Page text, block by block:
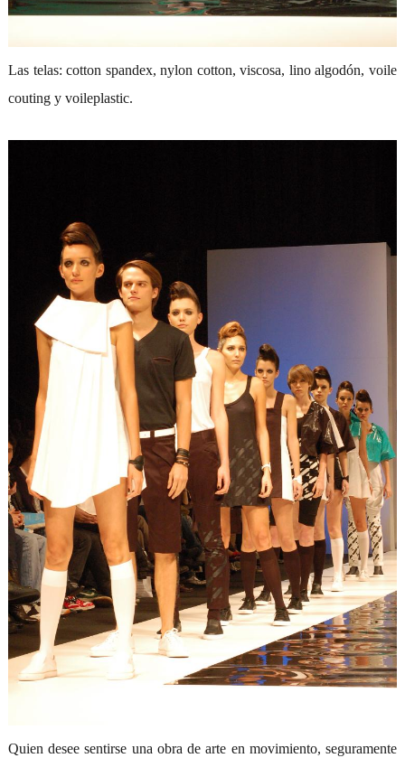
Las telas: cotton spandex, nylon cotton, viscosa, lino algodón, voile
couting y voileplastic.
Quien desee sentirse una obra de arte en movimiento, seguramente